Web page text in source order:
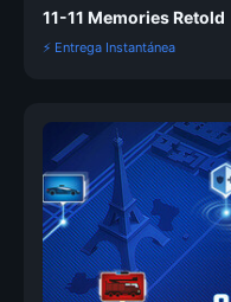
11-11 Memories Retold
⚡ Entrega Instantánea